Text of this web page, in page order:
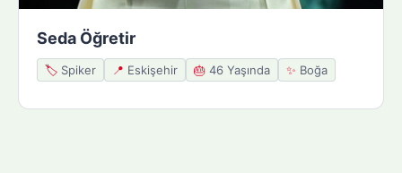
Seda Öğretir
🏷️ Spiker 📍 Eskişehir 🎂 46 Yaşında ✨ Boğa